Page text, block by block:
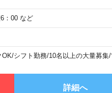
：00 など
OK/シフト勤務/10名以上の大量募集/
詳細へ